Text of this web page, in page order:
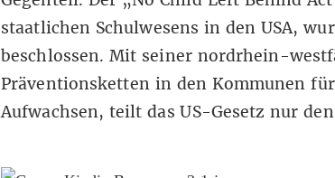
staatlichen Schulwesens in den USA,
beschlossen. Mit seiner nordrhein-
Präventionsketten in den Kommunen
Aufwachsen, teilt das US-Gesetz nur